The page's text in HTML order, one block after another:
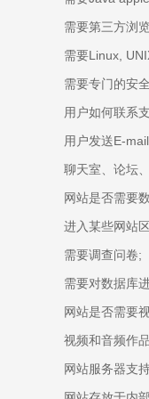
需要第三方浏
需要Linux,
需要专门的安
用户如何联系
用户发送E-
聊天室、论坛
网站是否需要
进入某些网站
需要调查问卷;
需要对数据库
网站是否需要
视频和音频作品
网站服务器支